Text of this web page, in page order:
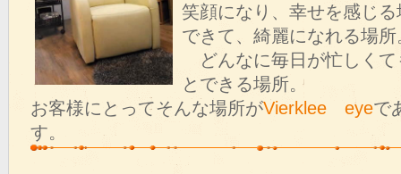
笑顔になり、幸せを感じ
できて、綺麗になれる場所
どんなに毎日が忙しくて
とできる場所。
お客様にとってそんな場所がVierklee eyeで
す。